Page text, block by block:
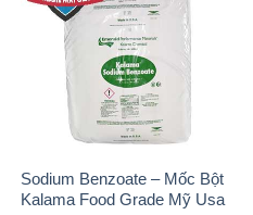
Sodium Benzoate – Mốc Bột
Kalama Food Grade Mỹ Usa